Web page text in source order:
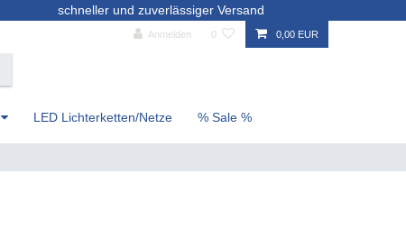
schneller und zuverlässiger Versand
Anmelden 0 0,00 EUR
LED Lichterketten/Netze % Sale %